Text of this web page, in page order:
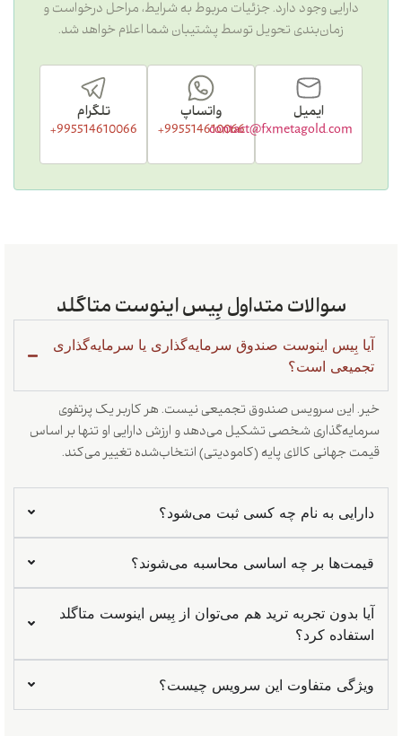
دارایی وجود دارد. جزئیات مربوط به شرایط، مراحل درخواست و
زمان‌بندی تحویل توسط پشتیبان شما اعلام خواهد شد.
995514610066+ 995514610066+contact@fxmetagold.com
سوالات متداول بِیس اینوست متاگلد
بِیس اینوست صندوق سرمایه‌گذاری یا سرمایه‌گذاری
است؟
این سرویس صندوق تجمیعی نیست. هر کاربر یک پرتفوی
شخصی تشکیل می‌دهد و ارزش دارایی او تنها بر اساس
جهانی کالای پایه (کامودیتی) انتخاب‌شده تغییر می‌کند.
به نام چه کسی ثبت می‌شود؟
بر چه اساسی محاسبه می‌شوند؟
بدون تجربه ترید هم می‌توان از بِیس اینوست متاگلد
کرد؟
متفاوت این سرویس چیست؟